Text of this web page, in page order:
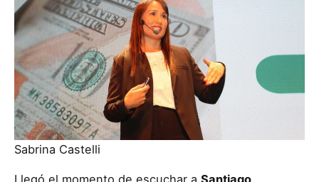
Sabrina Castelli